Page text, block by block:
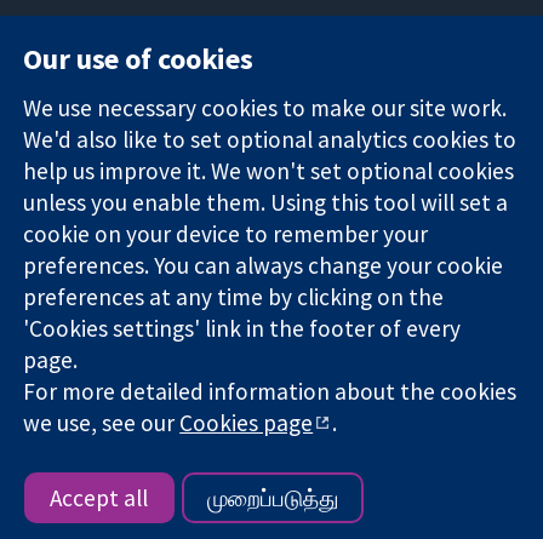
Trusted
evidence.
Informed
decisions.
Better health.
Square
London
W1G 0AN
ஐக்கிய
இராச்சியம்
News
Press office
About us
Jobs
Cochrane
Library
The Cochrane Collaboration is a charity (no. 1045921) and a
company limited by guarantee (no. 03044323) registered in
England & Wales. VAT registration number GB 718 2127 49.
Copyright © 2026 The Cochrane Collaboration
Website Terms & Conditions|Disclaimer|Privacy
|Cookie settings
Our use of cookies
We use necessary cookies to make our site work.
We'd also like to set optional analytics cookies to
help us improve it. We won't set optional cookies
unless you enable them. Using this tool will set a
cookie on your device to remember your
preferences. You can always change your cookie
preferences at any time by clicking on the
'Cookies settings' link in the footer of every
page.
For more detailed information about the cookies
we use, see ourCookies page .
Accept all முறைப்படுத்து